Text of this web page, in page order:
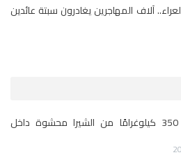
آلاف المهاجرين يغادرون سبتة عائدين
إحباط تهريب 350 كيلوغرامًا من الشيرا محشوة داخل